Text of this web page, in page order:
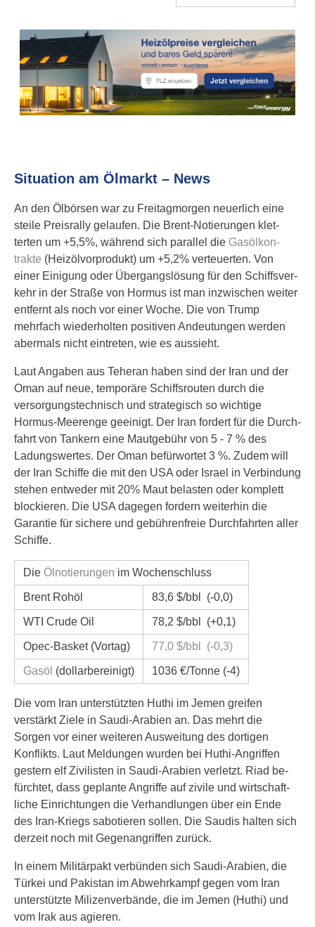
Situation am Ölmarkt – News
An den Ölbörsen war zu Frei­tag­morgen neuerlich eine
steile Preis­rally gelaufen. Die Brent-Notie­rungen klet­
terten um +5,5%, während sich parallel die Gasöl­kon­
trakte (Heiz­öl­vor­pro­dukt) um +5,2% verteu­erten. Von
einer Einigung oder Über­gangs­lö­sung für den Schiffs­ver­
kehr in der Straße von Hormus ist man inzwi­schen weiter
entfernt als noch vor einer Woche. Die von Trump
mehrfach wieder­holten posi­tiven Andeu­tungen werden
abermals nicht eintreten, wie es aussieht.
Laut Angaben aus Teheran haben sind der Iran und der
Oman auf neue, temporäre Schiffs­routen durch die
versor­gungs­tech­nisch und stra­te­gisch so wichtige
Hormus-Meerenge geeinigt. Der Iran fordert für die Durch­
fahrt von Tankern eine Maut­ge­bühr von 5 - 7 % des
Ladungs­wertes. Der Oman befür­wortet 3 %. Zudem will
der Iran Schiffe die mit den USA oder Israel in Verbin­dung
stehen entweder mit 20% Maut belasten oder komplett
blockieren. Die USA dagegen fordern weiterhin die
Garantie für sichere und gebüh­ren­freie Durch­fahrten aller
Schiffe.
Die Ölno­tie­rungen im Wochenschluss
Brent Rohöl 83,6 $/bbl (-0,0)
WTI Crude Oil 78,2 $/bbl (+0,1)
Opec-Basket (Vortag) 77,0 $/bbl (-0,3)
Gasöl (dollarbereinigt) 1036 €/Tonne (-4)
Die vom Iran unter­stützten Huthi im Jemen greifen
verstärkt Ziele in Saudi-Arabien an. Das mehrt die
Sorgen vor einer weiteren Aus­wei­tung des dortigen
Konflikts. Laut Mel­dun­gen wurden bei Huthi-Angriffen
gestern elf Zivi­listen in Saudi-Arabien ver­letzt. Riad be­
fürch­tet, dass geplante Angriffe auf zivile und wirt­schaft­
liche Einrich­tungen die Verhand­lungen über ein Ende
des Iran-Kriegs sabo­tieren sollen. Die Saudis halten sich
derzeit noch mit Gegen­an­griffen zurück.
In einem Mili­tär­pakt verbünden sich Saudi-Arabien, die
Türkei und Pakistan im Abwehr­kampf gegen vom Iran
unter­stützte Mili­zen­ver­bände, die im Jemen (Huthi) und
vom Irak aus agieren.